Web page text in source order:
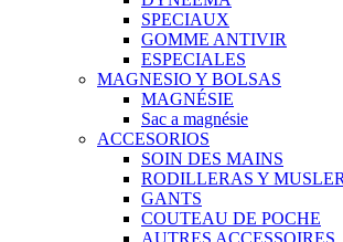
SPECIAUX
GOMME ANTIVIR
ESPECIALES
MAGNESIO Y BOLSAS
MAGNÉSIE
Sac a magnésie
ACCESORIOS
SOIN DES MAINS
RODILLERAS Y
GANTS
COUTEAU DE POCHE
AUTRES ACCESSOIRES